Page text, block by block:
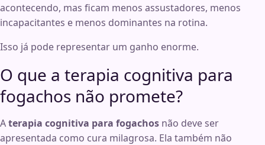
acontecendo, mas ficam menos assustadores, menos
incapacitantes e menos dominantes na rotina.
Isso já pode representar um ganho enorme.
O que a terapia cognitiva para
fogachos não promete?
Aterapia cognitiva para fogachos não deve ser
apresentada como cura milagrosa. Ela também não